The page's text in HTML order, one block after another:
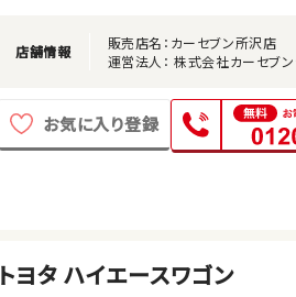
店舗情報
販売店名：カーセブン所沢店
運営法人： 株式会社カーセブン
お気に入り登録
トヨタ ハイエースワゴン